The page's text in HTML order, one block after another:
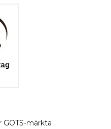
märkta